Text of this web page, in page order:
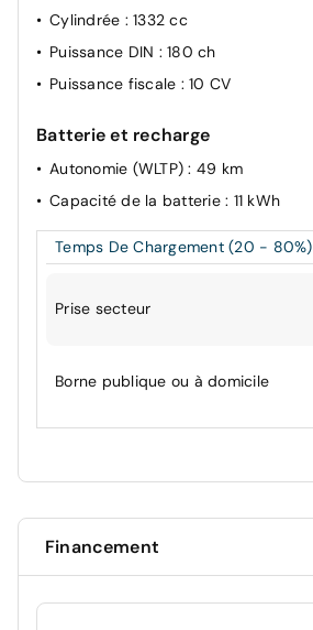
Cylindrée : 1332 cc
Puissance DIN : 180 ch
Puissance fiscale : 10 CV
Batterie et recharge
Autonomie (WLTP): 49 km
Capacité de la batterie : 11 kWh
Temps De Chargement (20 - 80%)
Prise secteur
Borne publique ou à domicile
Financement